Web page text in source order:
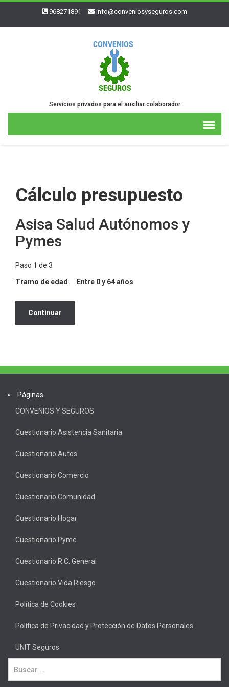
968271891 info@conveniosyseguros.com
Servicios privados para el auxiliar colaborador
Cálculo presupuesto
Asisa Salud Autónomos y
Pymes
Paso 1 de 3
Tramo de edad
Entre 0 y 64 años
Páginas
CONVENIOS Y SEGUROS
Cuestionario Asistencia Sanitaria
Cuestionario Autos
Cuestionario Comercio
Cuestionario Comunidad
Cuestionario Hogar
Cuestionario Pyme
Cuestionario R.C. General
Cuestionario Vida Riesgo
Política de Cookies
Política de Privacidad y Protección de Datos Personales
UNIT Seguros